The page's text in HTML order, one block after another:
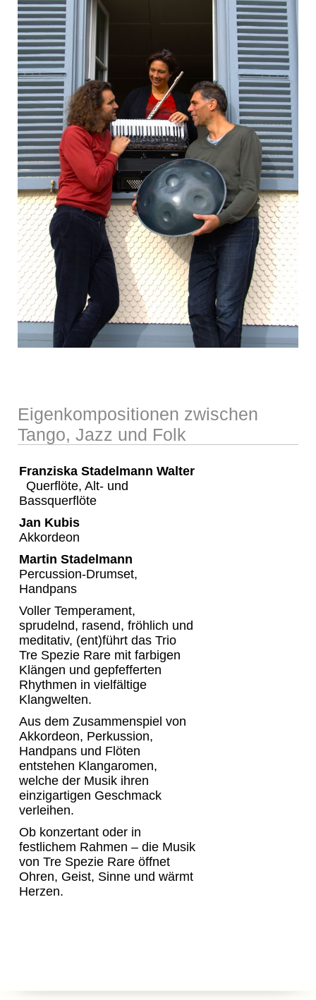
Eigenkompositionen zwischen
Tango, Jazz und Folk
Franziska Stadelmann Walter
Querflöte, Alt- und
Bassquerflöte
Jan Kubis
Akkordeon
Martin Stadelmann
Percussion-Drumset,
Handpans
Voller Temperament,
sprudelnd, rasend, fröhlich und
meditativ, (ent)führt das Trio
Tre Spezie Rare mit farbigen
Klängen und gepfefferten
Rhythmen in vielfältige
Klangwelten.
Aus dem Zusammenspiel von
Akkordeon, Perkussion,
Handpans und Flöten
entstehen Klangaromen,
welche der Musik ihren
einzigartigen Geschmack
verleihen.
Ob konzertant oder in
festlichem Rahmen – die Musik
von Tre Spezie Rare öffnet
Ohren, Geist, Sinne und wärmt
Herzen.